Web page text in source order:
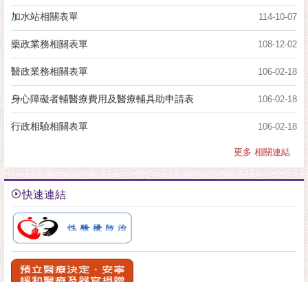
114-10-07
加水站相關表單
108-12-02
藥政業務相關表單
106-02-18
醫政業務相關表單
106-02-18
身心障礙者輔醫療費用及醫療輔具助申請表
106-02-18
行政相驗相關表單
更多 相關連結
快速連結